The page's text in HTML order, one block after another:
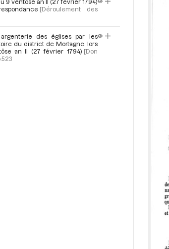
[Déroulement des
des églises par les
du district de Mortagne, lors
an II (27 février 1794) [Don